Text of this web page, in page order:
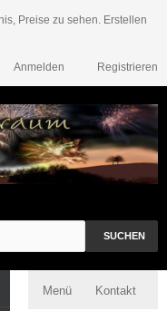
Preise zu sehen. Erstellen
Registrieren
Anmelden
SUCHEN
Menü Kontakt